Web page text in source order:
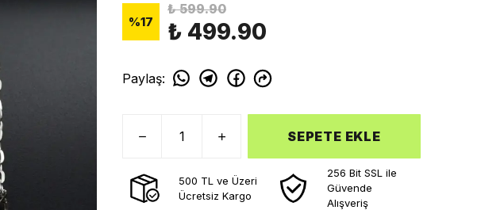
%17
₺ 599.90
₺ 499.90
Paylaş:
SEPETE EKLE
500 TL ve Üzeri
Ücretsiz Kargo
256 Bit SSL ile
Güvende
Alışveriş